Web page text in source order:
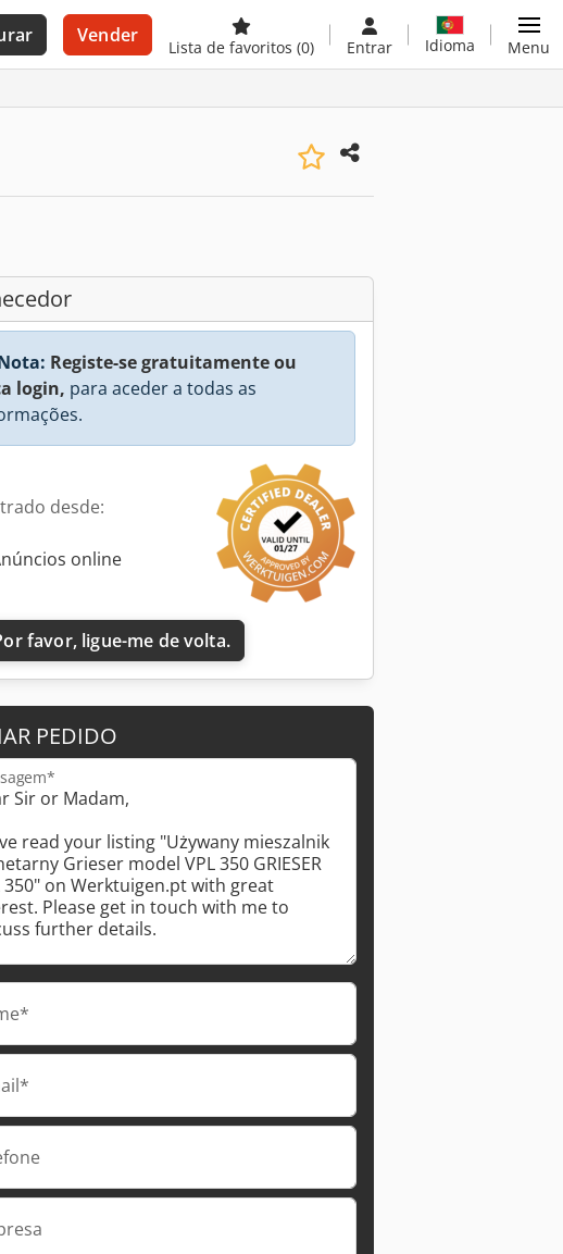
Vender
Lista de favoritos (0) Entrar Idioma Menu
Registe-se gratuitamente ou
login, para aceder a todas as
desde:
online
favor, ligue-me de volta.
PEDIDO